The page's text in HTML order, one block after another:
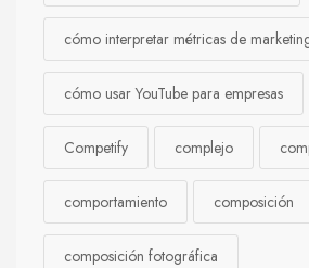
cómo interpretar métricas de
cómo usar YouTube para empresas
Competify complejo
comportamiento composición
composición fotográfica